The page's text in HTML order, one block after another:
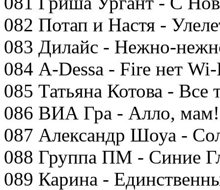
082 Потап и Настя -
083 Дилайс - Нежно-
084 A-Dessa - Fire нет
085 Татьяна Котова - Все
086 ВИА Гра - Алло, мам!
087 Александр Шоуа -
088 Группа ПМ - Синие
089 Карина -